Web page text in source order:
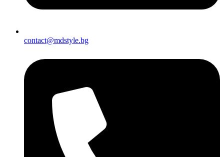
contact@mdstyle.bg